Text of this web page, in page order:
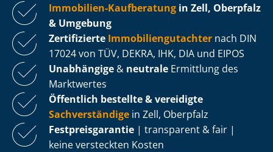
Immobilien-Kaufberatung in Zell, Oberpfalz
& Umgebung
Zertifizierte Im­mo­bi­li­en­gut­ach­ter nach DIN
17024 von TÜV, DEKRA, IHK, DIA und EIPOS
Unabhängige & neutrale Ermittlung des
Marktwertes
Öffentlich bestellte & vereidigte
Sachverständige in Zell, Oberpfalz
Fest­preis­ga­ran­tie | transparent & fair |
keine versteckten Kosten